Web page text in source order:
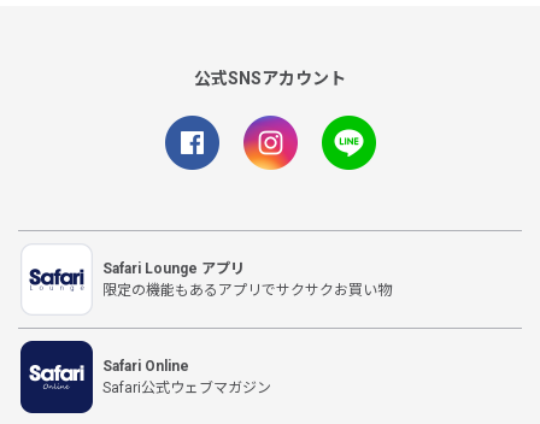
公式SNSアカウント
Safari Lounge アプリ
限定の機能もあるアプリでサクサクお買い物
Safari Online
Safari公式ウェブマガジン